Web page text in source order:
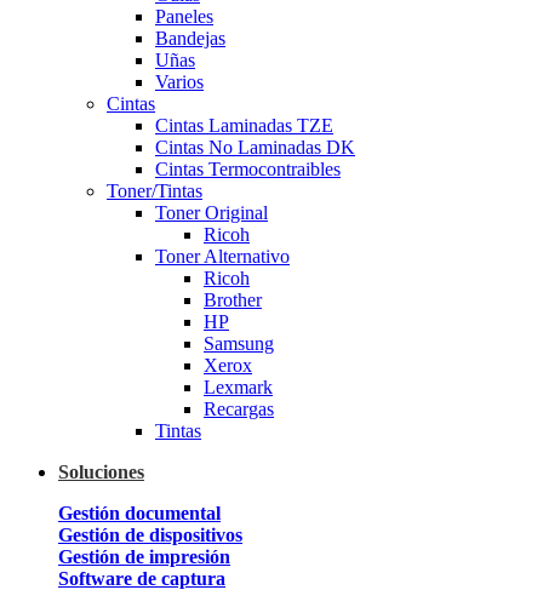
Paneles
Bandejas
Uñas
Varios
Cintas
Cintas Laminadas TZE
Cintas No Laminadas DK
Cintas Termocontraibles
Toner/Tintas
Toner Original
Ricoh
Toner Alternativo
Ricoh
Brother
HP
Samsung
Xerox
Lexmark
Recargas
Tintas
Soluciones
Gestión documental
Gestión de dispositivos
Gestión de impresión
Software de captura